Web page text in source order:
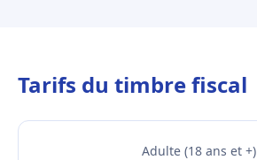
Tarifs du timbre fiscal
Adulte (18 ans et +)